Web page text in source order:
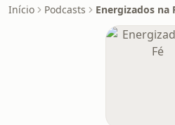
Início Podcasts Energizados na